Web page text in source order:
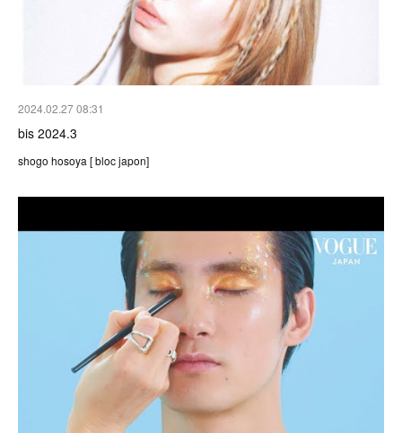
2024.02.27 08:31
bis 2024.3
shogo hosoya [ bloc japon]